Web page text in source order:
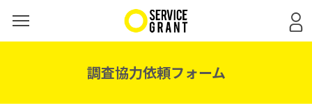
調査協力依頼フォーム